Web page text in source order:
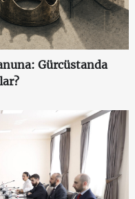
Gürcüstanda